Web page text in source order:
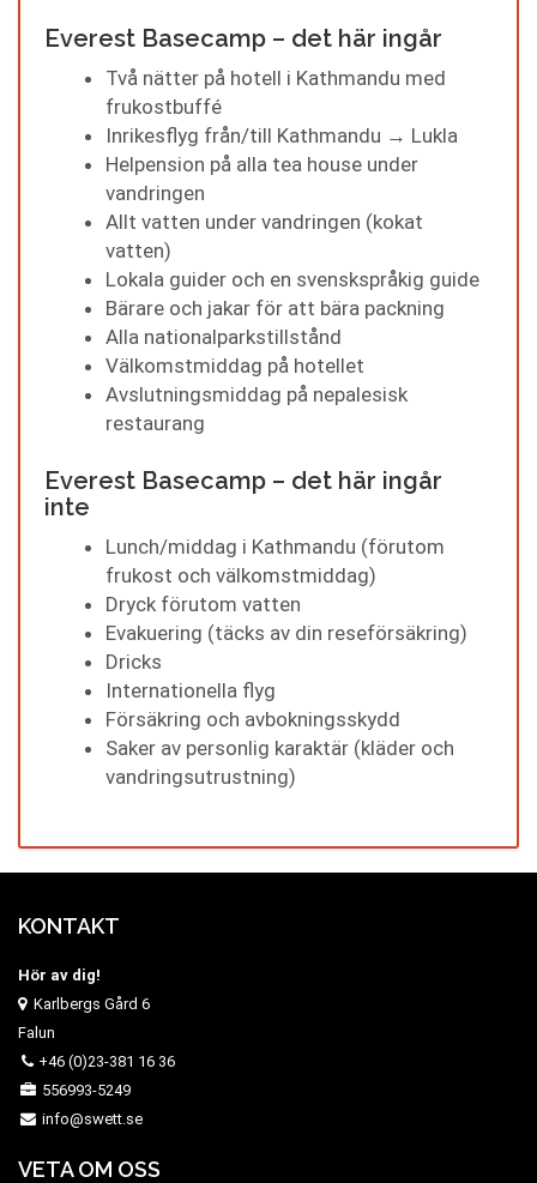
Everest Basecamp – det här ingår
Två nätter på hotell i Kathmandu med
frukostbuffé
Inrikesflyg från/till Kathmandu → Lukla
Helpension på alla tea house under
vandringen
Allt vatten under vandringen (kokat
vatten)
Lokala guider och en svenskspråkig guide
Bärare och jakar för att bära packning
Alla nationalparkstillstånd
Välkomstmiddag på hotellet
Avslutningsmiddag på nepalesisk
restaurang
Everest Basecamp – det här ingår
inte
Lunch/middag i Kathmandu (förutom
frukost och välkomstmiddag)
Dryck förutom vatten
Evakuering (täcks av din reseförsäkring)
Dricks
Internationella flyg
Försäkring och avbokningsskydd
Saker av personlig karaktär (kläder och
vandringsutrustning)
KONTAKT
Hör av dig!
Karlbergs Gård 6
Falun
+46 (0)23-381 16 36
556993-5249
info@swett.se
VETA OM OSS